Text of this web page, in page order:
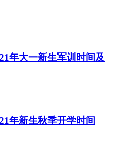
年大一新生军训时间及
年新生秋季开学时间